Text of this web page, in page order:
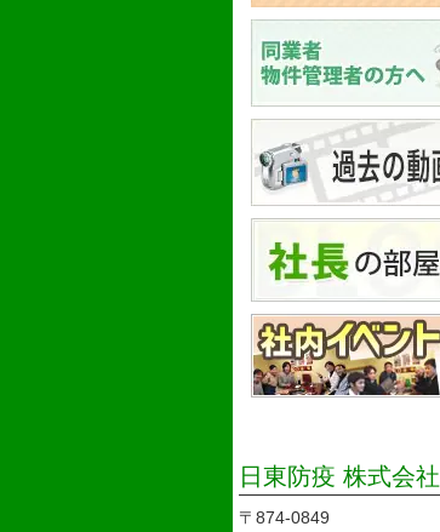
日東防疫 株式会社
〒874-0849